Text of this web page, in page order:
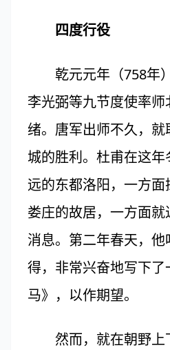
四度行役
乾元元年（758年）
李光弼等九节度使率
绪。唐军出师不久，
城的胜利。杜甫在这
远的东都洛阳，一方
娄庄的故居，一方面
消息。第二年春天，
得，非常兴奋地写下
马》，以作期望。
然而，就在朝野上